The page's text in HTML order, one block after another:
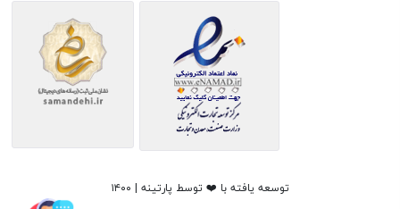
توسعه یافته با ❤️ توسط پارتینه | ۱۴۰۰